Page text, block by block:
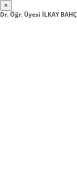
×
Dr. Öğr. Üyesi İLKAY